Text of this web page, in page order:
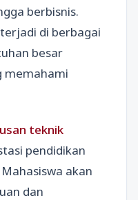
berbisnis.
di berbagai
besar
memahami
teknik
pendidikan
akan
dan